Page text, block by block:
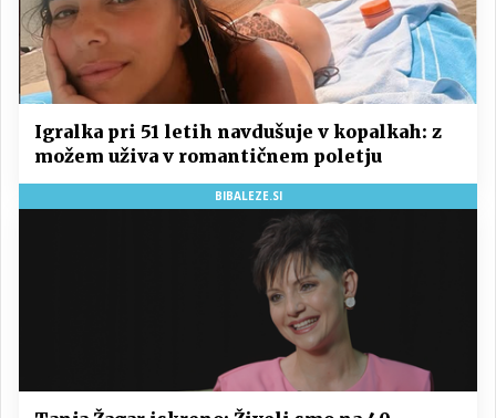
Igralka pri 51 letih navdušuje v kopalkah: z
možem uživa v romantičnem poletju
BIBALEZE.SI